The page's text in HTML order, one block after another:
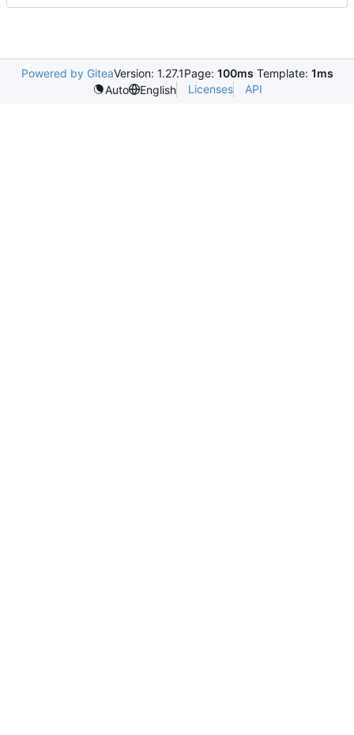
Powered by GiteaVersion: 1.27.1Page: 100ms Template: 1ms
Auto
English Licenses API